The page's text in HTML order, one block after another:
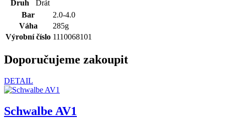
Druh
Drát
Bar
2.0-4.0
Váha
285g
Výrobní číslo 1110068101
Doporučujeme zakoupit
DETAIL
Schwalbe AV1